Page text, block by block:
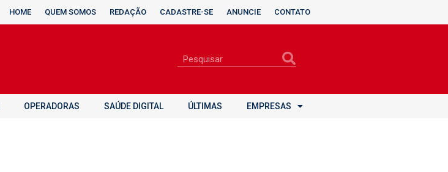
HOME QUEM SOMOS REDAÇÃO CADASTRE-SE ANUNCIE CONTATO
OPERADORAS SAÚDE DIGITAL ÚLTIMAS EMPRESAS